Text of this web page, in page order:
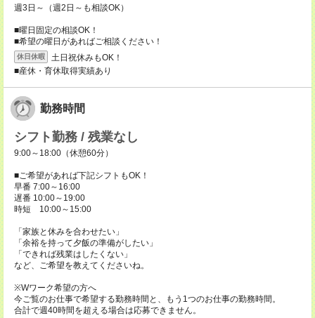
週3日～（週2日～も相談OK）
■曜日固定の相談OK！
■希望の曜日があればご相談ください！
休日休暇
土日祝休みもOK！
■産休・育休取得実績あり
勤務時間
シフト勤務 / 残業なし
9:00～18:00（休憩60分）
■ご希望があれば下記シフトもOK！
早番 7:00～16:00
遅番 10:00～19:00
時短 10:00～15:00
「家族と休みを合わせたい」
「余裕を持って夕飯の準備がしたい」
「できれば残業はしたくない」
など、ご希望を教えてくださいね。
※Wワーク希望の方へ
今ご覧のお仕事で希望する勤務時間と、もう1つのお仕事の勤務時間。
合計で週40時間を超える場合は応募できません。